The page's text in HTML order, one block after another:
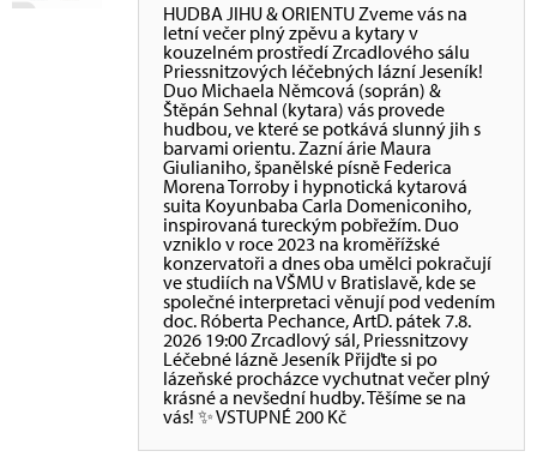
HUDBA JIHU & ORIENTU Zveme vás na
letní večer plný zpěvu a kytary v
kouzelném prostředí Zrcadlového sálu
Priessnitzových léčebných lázní Jeseník!
Duo Michaela Němcová (soprán) &
Štěpán Sehnal (kytara) vás provede
hudbou, ve které se potkává slunný jih s
barvami orientu. Zazní árie Maura
Giulianiho, španělské písně Federica
Morena Torroby i hypnotická kytarová
suita Koyunbaba Carla Domeniconiho,
inspirovaná tureckým pobřežím. Duo
vzniklo v roce 2023 na kroměřížské
konzervatoři a dnes oba umělci pokračují
ve studiích na VŠMU v Bratislavě, kde se
společné interpretaci věnují pod vedením
doc. Róberta Pechance, ArtD. pátek 7.8.
2026 19:00 Zrcadlový sál, Priessnitzovy
Léčebné lázně Jeseník Přijďte si po
lázeňské procházce vychutnat večer plný
krásné a nevšední hudby. Těšíme se na
vás! ✨ VSTUPNÉ 200 Kč